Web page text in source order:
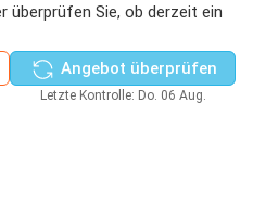
überprüfen Sie, ob derzeit ein
Angebot überprüfen
Letzte Kontrolle: Do. 06 Aug.